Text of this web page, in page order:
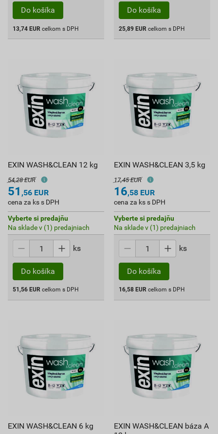
Do košíka
13,74 EUR celkom s DPH
Do košíka
25,89 EUR celkom s DPH
EXIN WASH&CLEAN 12 kg
54,28 EUR
51 ,56 EUR
cena za ks s DPH
Vyberte si predajňu
Na sklade v (1) predajniach
ks
Do košíka
51,56 EUR celkom s DPH
EXIN WASH&CLEAN 3,5 kg
17,45 EUR
16,58 EUR
cena za ks s DPH
Vyberte si predajňu
Na sklade v (1) predajniach
ks
Do košíka
16,58 EUR celkom s DPH
EXIN WASH&CLEAN 6 kg
EXIN WASH&CLEAN báza A